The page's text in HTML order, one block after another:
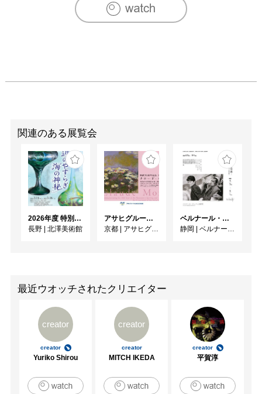
関連のある展覧会
2026年度 特別展「ガレとドーム、アール･ヌーヴォーのガラス 水辺のやすらぎ、海の神秘」
長野 | 北澤美術館
アサヒグループ大山崎山荘美術館 開館30周年記念展「没後100年 クロード・モネ」
京都 | アサヒグループ大山崎山荘美術館
ベルナール・ビュフェと写真 ーカメラがとらえたビュフェとその時代、そして21 世紀へ
静岡 | ベルナール・ビュフェ美術館
最近ウオッチされたクリエイター
creator
creator
Yuriko Shirou
creator
creator
MITCH IKEDA
creator
平賀淳